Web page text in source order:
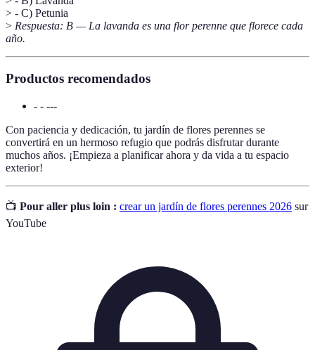
> - C) Petunia
> Respuesta: B — La lavanda es una flor perenne que florece cada
año.
Productos recomendados
- - ---
Con paciencia y dedicación, tu jardín de flores perennes se
convertirá en un hermoso refugio que podrás disfrutar durante
muchos años. ¡Empieza a planificar ahora y da vida a tu espacio
exterior!
📺 Pour aller plus loin : crear un jardín de flores perennes 2026 sur
YouTube